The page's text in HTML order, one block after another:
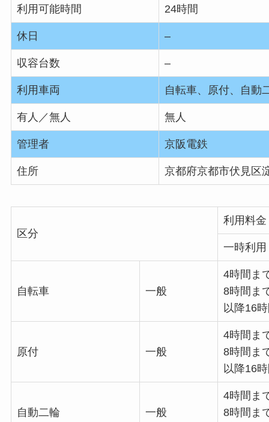
利用可能時間 24時間
休日 –
収容台数 –
利用車両 自転車、原付、自動
有人／無人 無人
管理者 京阪電鉄
住所 京都府京都市伏見区
区分
利用料金
一時利用
自転車 一般
4時間ま
8時間ま
以降16
原付 一般
4時間ま
8時間ま
以降16
自動二輪 一般
4時間ま
8時間ま